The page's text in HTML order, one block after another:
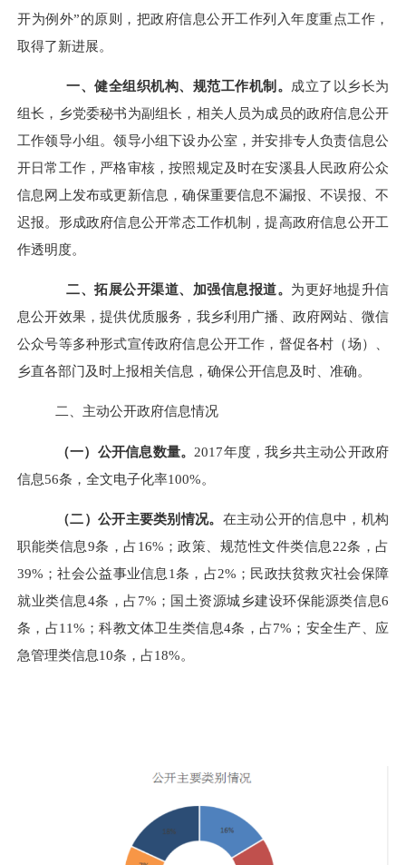
开为例外”的原则，把政 府信息公开工作列入年度重点工作，
取得了新进展。
一、 健全组织机构、规范工作机制 。 成立了 以乡长为
组长，乡党委秘书为副组长，相关人员为成员的政府信息公开
工作领导小组。领导小组下设办公室，并安排专人负责信息公
开日常工作， 严格审核，按照规定及时在安溪县人民政府公众
信息网上发布或更新信息，确保重要信息不漏报、不误报、不
迟报。 形成政府信息公开常态工作机制，提高政府信息公开工
作透明度。
二、 拓展公开渠道、加强信息报道。 为更好地提升信
息公开效果，提供优质服务，我乡利用广播、政府网站、微信
公众号等多种形式宣传政府信息公开工作，督促各村（场）、
乡直各部门及时上报相关信息， 确保公开信息及时、准确。
二、主动公开政府信息情况
（一）公开信息数量。 201 7年度，我乡共主动公开政府
信息56条，全文电子化率100%。
（二）公开主要类别情况。 在主动公开的信息中， 机构
职能类信息9条，占16%；政策、规范性文件类信息 22条，占
39%； 社会公益事业信息 1条，占2%； 民政扶贫救灾社会保障
就业类信息4条，占7%； 国土资源城乡建设环保能源类信息6
条， 占11%； 科教文体卫生类信息4条， 占7%； 安全生产、应
急管理类信息10条， 占18%。